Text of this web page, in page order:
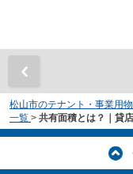
松山市のテナント・事業用
一覧 > 共有面積とは？｜貸